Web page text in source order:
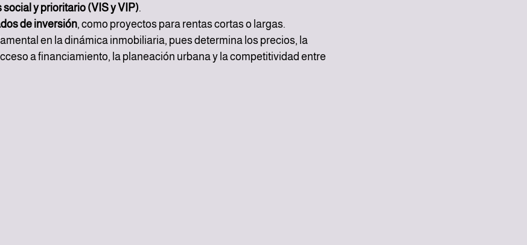
y prioritario (VIS y VIP).
de inversión, como proyectos para rentas cortas o largas.
en la dinámica inmobiliaria, pues determina los precios, la
a financiamiento, la planeación urbana y la competitividad entre